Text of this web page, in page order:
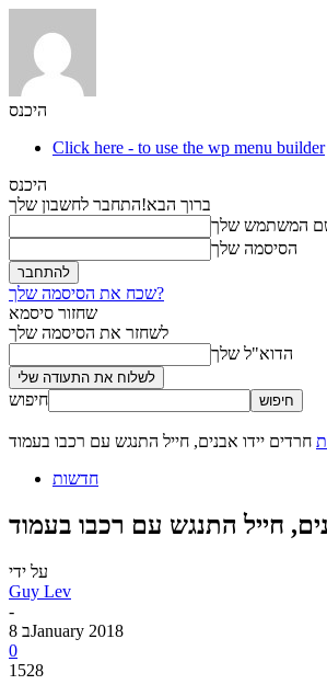
היכנס
Click here - to use the wp menu builder
היכנס
ברוך הבא!התחבר לחשבון שלך
המשתמש שלך
הסיסמה שלך
שכח את הסיסמה שלך?
שחזור סיסמא
לשחזר את הסיסמה שלך
הדוא"ל שלך
חיפוש
חרדים יידו אבנים, חייל התנגש עם רכבו בעמוד
חדשות
חייל התנגש עם רכבו בעמוד
על ידי
Guy Lev
-
8 בJanuary 2018
0
1528